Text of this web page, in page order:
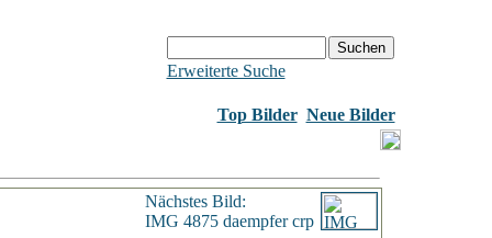
Erweiterte Suche
Top Bilder Neue Bilder
Nächstes Bild:
IMG 4875 daempfer crp